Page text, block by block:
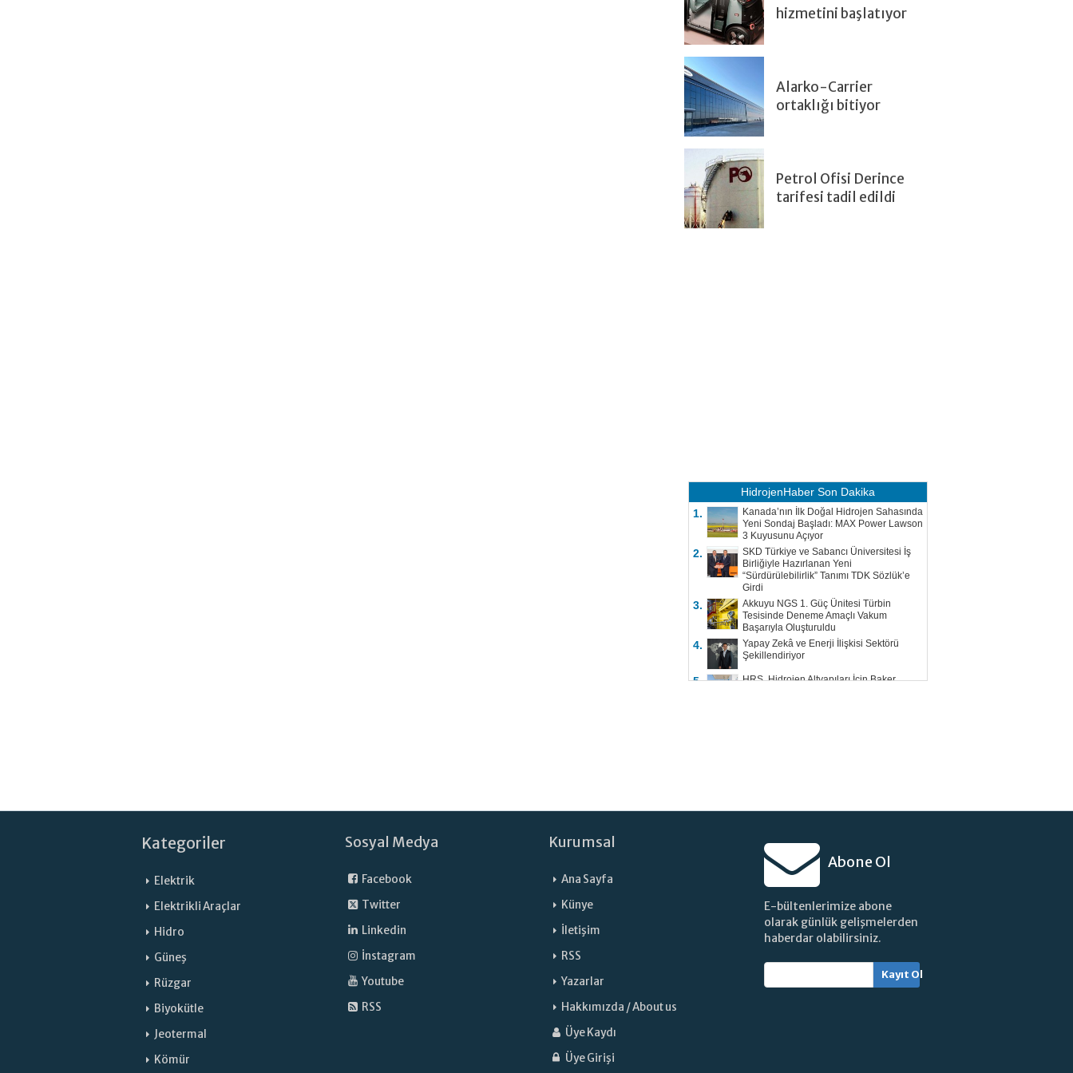
hizmetini başlatıyor
Alarko-Carrier
ortaklığı bitiyor
Petrol Ofisi Derince
tarifesi tadil edildi
HidrojenHaber Son Dakika
1.
Kanada’nın İlk Doğal Hidrojen Sahasında
Yeni Sondaj Başladı: MAX Power Lawson
3 Kuyusunu Açıyor
2.
SKD Türkiye ve Sabancı Üniversitesi İş
Birliğiyle Hazırlanan Yeni
“Sürdürülebilirlik” Tanımı TDK Sözlük’e
Girdi
3.
Akkuyu NGS 1. Güç Ünitesi Türbin
Tesisinde Deneme Amaçlı Vakum
Başarıyla Oluşturuldu
4.
Yapay Zekâ ve Enerji İlişkisi Sektörü
Şekillendiriyor
5.
HRS, Hidrojen Altyapıları İçin Baker
Kategoriler
Elektrik
Elektrikli Araçlar
Hidro
Güneş
Rüzgar
Biyokütle
Jeotermal
Kömür
Sosyal Medya
Facebook
Twitter
Linkedin
İnstagram
Youtube
RSS
Kurumsal
Ana Sayfa
Künye
İletişim
RSS
Yazarlar
Hakkımızda / About us
Üye Kaydı
Üye Girişi
Abone Ol
E-bültenlerimize abone
olarak günlük gelişmelerden
haberdar olabilirsiniz.
Kayıt Ol